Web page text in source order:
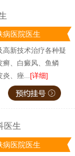
病医院医生
高新技术治疗各种疑
癣、白癜风、鱼鳞
、痤... [详细]
医生
病医院医生